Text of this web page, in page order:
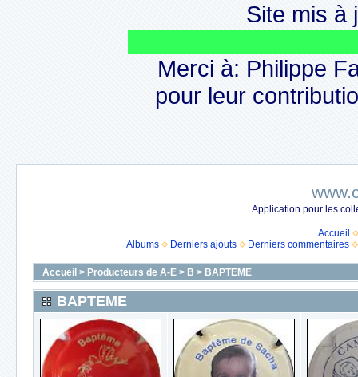
Site mis à
Merci à: Philippe
pour leur
Application pour les
Accueil
Albums
Derniers ajouts Derniers commentaires
Accueil > Producteurs de A-E > B > BAPTEME
BAPTEME